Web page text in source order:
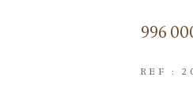
996
REF :